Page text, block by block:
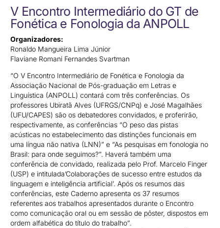
V Encontro Intermediário do GT de
Fonética e Fonologia da ANPOLL
Organizadores:
Ronaldo Mangueira Lima Júnior
Flaviane Romani Fernandes Svartman
“O V Encontro Intermediário de Fonética e Fonologia da
Associação Nacional de Pós-graduação em Letras e
Linguística (ANPOLL) contará com três conferências. Os
professores Ubiratã Alves (UFRGS/CNPq) e José Magalhães
(UFU/CAPES) são os debatedores convidados, e proferirão,
respectivamente, as conferências “O peso das pistas
acústicas no estabelecimento das distinções funcionais em
uma língua não nativa (LNN)” e “As pesquisas em fonologia no
Brasil: para onde seguimos?”. Haverá também uma
conferência de convidado, realizada pelo Prof. Marcelo Finger
(USP) e intitulada’Colaborações de sucesso entre estudos da
linguagem e inteligência artificial’. Após os resumos das
conferências, este Caderno apresenta os 37 resumos
referentes aos trabalhos apresentados durante o Encontro
como comunicação oral ou em sessão de pôster, dispostos em
ordem alfabética do título do trabalho”.